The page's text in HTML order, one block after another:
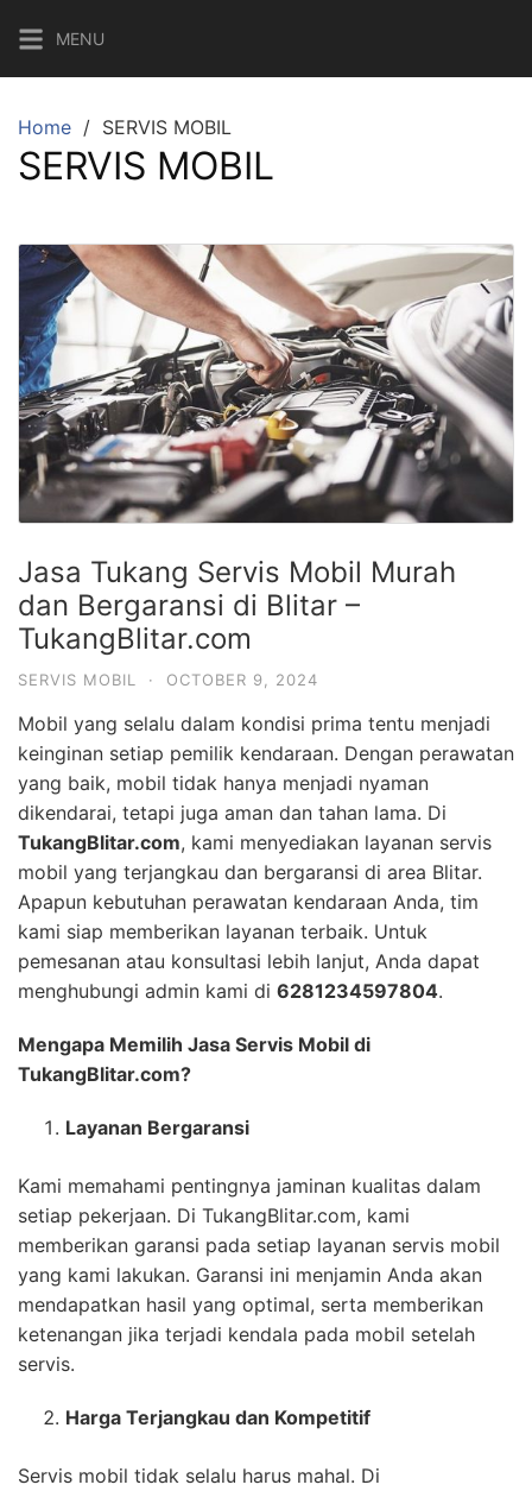
content
MENU
Home SERVIS MOBIL
SERVIS MOBIL
Jasa Tukang Servis Mobil Murah
dan Bergaransi di Blitar –
TukangBlitar.com
SERVIS MOBIL · OCTOBER 9, 2024
Mobil yang selalu dalam kondisi prima tentu menjadi
keinginan setiap pemilik kendaraan. Dengan perawatan
yang baik, mobil tidak hanya menjadi nyaman
dikendarai, tetapi juga aman dan tahan lama. Di
TukangBlitar.com, kami menyediakan layanan servis
mobil yang terjangkau dan bergaransi di area Blitar.
Apapun kebutuhan perawatan kendaraan Anda, tim
kami siap memberikan layanan terbaik. Untuk
pemesanan atau konsultasi lebih lanjut, Anda dapat
menghubungi admin kami di 6281234597804.
Mengapa Memilih Jasa Servis Mobil di
TukangBlitar.com?
Layanan Bergaransi
Kami memahami pentingnya jaminan kualitas dalam
setiap pekerjaan. Di TukangBlitar.com, kami
memberikan garansi pada setiap layanan servis mobil
yang kami lakukan. Garansi ini menjamin Anda akan
mendapatkan hasil yang optimal, serta memberikan
ketenangan jika terjadi kendala pada mobil setelah
servis.
Harga Terjangkau dan Kompetitif
Servis mobil tidak selalu harus mahal. Di